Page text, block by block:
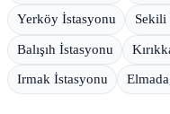
Yerköy İstasyonu Sekili
Balışıh İstasyonu
Irmak İstasyonu